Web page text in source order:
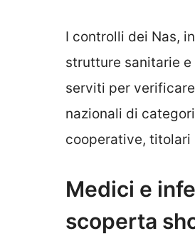
I controlli dei Nas,
strutture sanitarie
serviti per
nazionali di
cooperative,
Medici e
scoperta